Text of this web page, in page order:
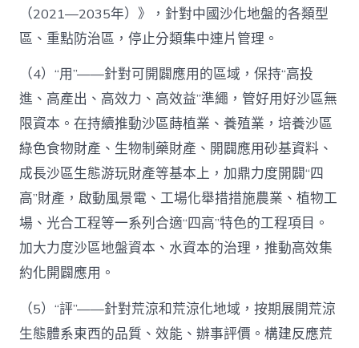
（2021—2035年）》，針對中國沙化地盤的各類型
區、重點防治區，停止分類集中連片管理。
（4）“用”——針對可開闢應用的區域，保持“高投
進、高產出、高效力、高效益”準繩，管好用好沙區無
限資本。在持續推動沙區蒔植業、養殖業，培養沙區
綠色食物財產、生物制藥財產、開闢應用砂基資料、
成長沙區生態游玩財產等基本上，加鼎力度開闢“四
高”財產，啟動風景電、工場化舉措措施農業、植物工
場、光合工程等一系列合適“四高”特色的工程項目。
加大力度沙區地盤資本、水資本的治理，推動高效集
約化開闢應用。
（5）“評”——針對荒涼和荒涼化地域，按期展開荒涼
生態體系東西的品質、效能、辦事評價。構建反應荒